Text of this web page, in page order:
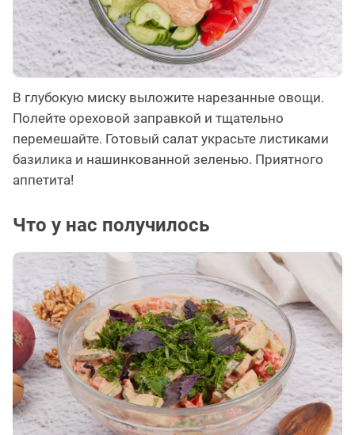
В глубокую миску выложите нарезанные овощи.
Полейте ореховой заправкой и тщательно
перемешайте. Готовый салат украсьте листиками
базилика и нашинкованной зеленью. Приятного
аппетита!
Что у нас получилось